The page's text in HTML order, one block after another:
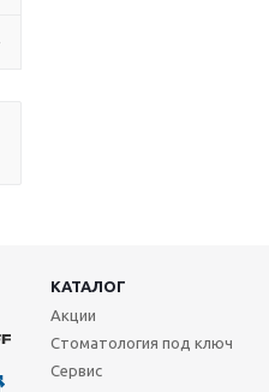
КАТАЛОГ
Акции
Стоматология под ключ
Сервис